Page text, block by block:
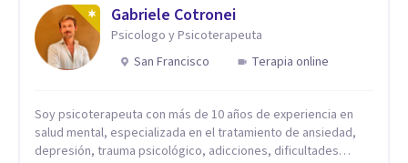
esta conversación abierta y del trabajo analítico conjunto, se
exploran las vivencias que aún condicionan el presente, se les
otorga un nuevo sentido y se transforma su impacto
emocional. De esta forma, los pacientes logran mayor
vida y relaciones personales.
Gabriele Cotronei
Psicologo y Psicoterapeuta
San Francisco
Terapia online
Soy psicoterapeuta con más de 10 años de experiencia en
salud mental, especializada en el tratamiento de ansiedad,
depresión, trauma psicológico, adicciones, dificultades